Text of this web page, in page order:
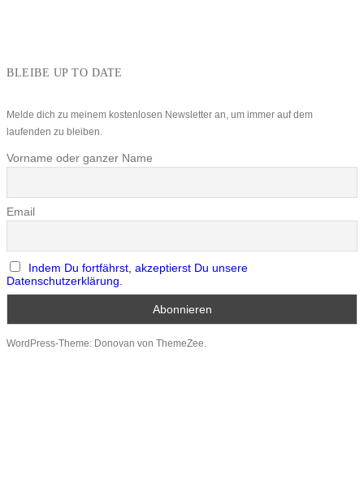
BLEIBE UP TO DATE
Melde dich zu meinem kostenlosen Newsletter an, um immer auf dem
laufenden zu bleiben.
Vorname oder ganzer Name
Email
Indem Du fortfährst, akzeptierst Du unsere
Datenschutzerklärung.
WordPress-Theme: Donovan von ThemeZee.